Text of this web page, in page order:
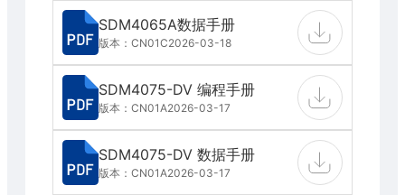
SDM4065A数据手册
版本：CN01C2026-03-18
SDM4075-DV 编程手册
版本：CN01A2026-03-17
SDM4075-DV 数据手册
版本：CN01A2026-03-17